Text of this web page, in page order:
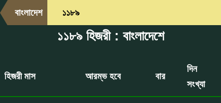
বাংলাদেশ ১১৮৯
১১৮৯ হিজরী : বাংলাদেশে
হিজরী মাস আরম্ভ হবে বার
দিন
সংখ্যা